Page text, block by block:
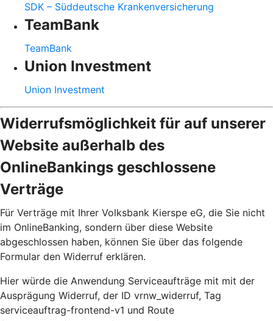
SDK – Süddeutsche Krankenversicherung
TeamBank
TeamBank
Union Investment
Union Investment
Widerrufsmöglichkeit für auf unserer
Website außerhalb des
OnlineBankings geschlossene
Verträge
Für Verträge mit Ihrer Volksbank Kierspe eG, die Sie nicht
im OnlineBanking, sondern über diese Website
abgeschlossen haben, können Sie über das folgende
Formular den Widerruf erklären.
Hier würde die Anwendung Serviceaufträge mit mit der
Ausprägung Widerruf, der ID vrnw_widerruf, Tag
serviceauftrag-frontend-v1 und Route